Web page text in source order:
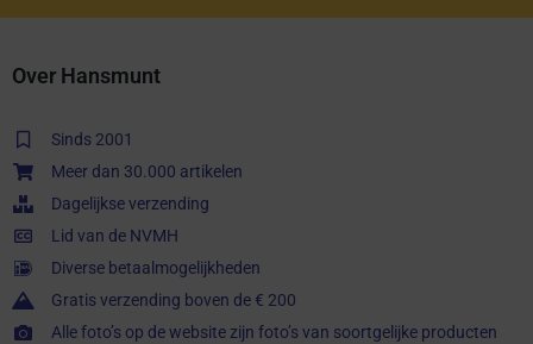
Over Hansmunt
Sinds 2001
Meer dan 30.000 artikelen
Dagelijkse verzending
Lid van de NVMH
Diverse betaalmogelijkheden
Gratis verzending boven de € 200
Alle foto’s op de website zijn foto’s van soortgelijke producten